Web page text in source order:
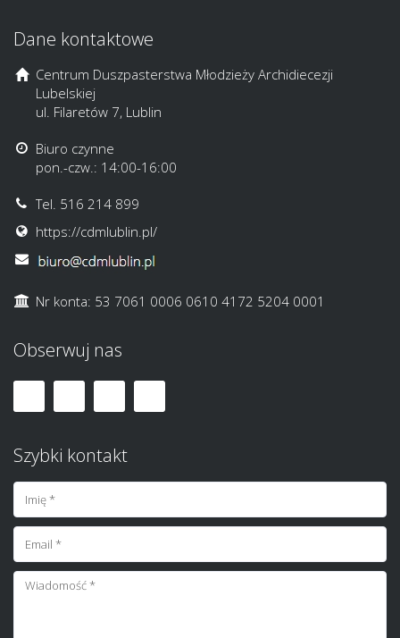
Dane kontaktowe
Centrum Duszpasterstwa Młodzieży Archidiecezji
Lubelskiej
ul. Filaretów 7, Lublin
Biuro czynne
pon.-czw.: 14:00-16:00
Tel. 516 214 899
https://cdmlublin.pl/
Nr konta: 53 7061 0006 0610 4172 5204 0001
Obserwuj nas
Szybki kontakt